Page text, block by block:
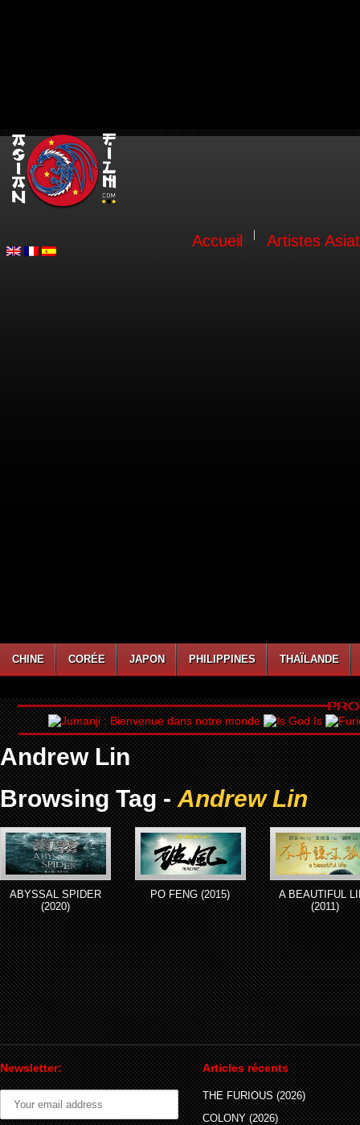
Accueil Artistes
CHINE CORÉE JAPON PHILIPPINES THAÏLANDE
Andrew Lin
Browsing Tag -Andrew Lin
ABYSSAL SPIDER
(2020)
PO FENG (2015)
A BEAUTIFUL
(2011)
Newsletter: Articles récents
THE FURIOUS (2026)
COLONY (2026)